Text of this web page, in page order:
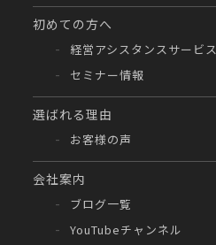
初めての方へ
経営アシスタンスサービス
セミナー情報
選ばれる理由
お客様の声
会社案内
ブログ一覧
YouTubeチャンネル